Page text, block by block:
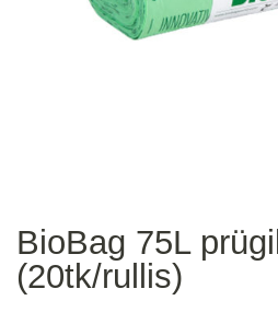
BioBag 75L
(20tk/rullis)